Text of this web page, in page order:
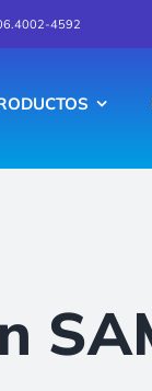
4592